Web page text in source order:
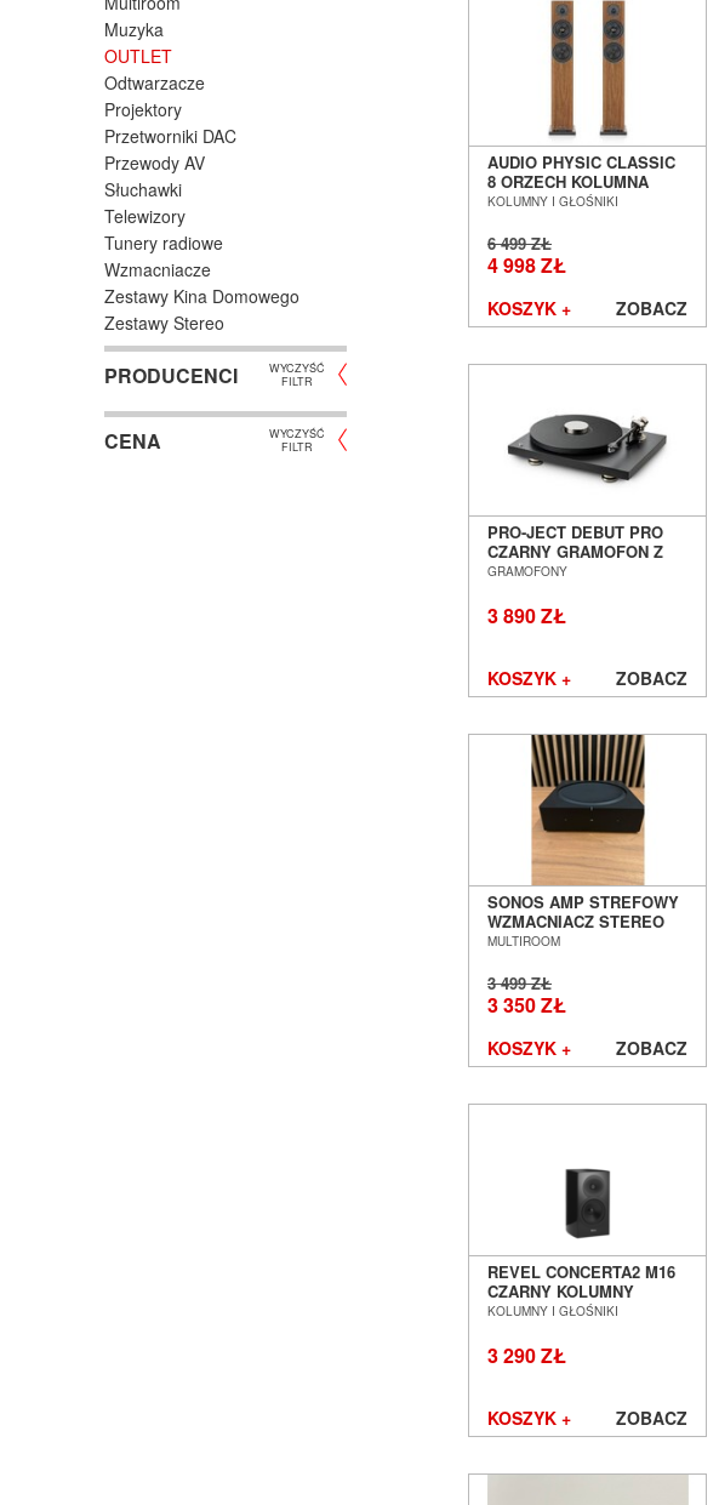
Muzyka
OUTLET
Odtwarzacze
Projektory
Przetworniki DAC
Przewody AV
Słuchawki
Telewizory
Tunery radiowe
Wzmacniacze
Zestawy Kina Domowego
Zestawy Stereo
PRODUCENCI
WYCZYŚĆ
FILTR
CENA
WYCZYŚĆ
FILTR
AUDIO PHYSIC CLASSIC
8 ORZECH KOLUMNA
PODŁOGOWA SALON
KOLUMNY I GŁOŚNIKI
6 499 ZŁ
4 998 ZŁ
KOSZYK + ZOBACZ
PRO-JECT DEBUT PRO
CZARNY GRAMOFON Z
WKŁADKĄ SALON
GRAMOFONY
3 890 ZŁ
KOSZYK + ZOBACZ
SONOS AMP STREFOWY
WZMACNIACZ STEREO
SALON POZNAŃ
MULTIROOM
3 499 ZŁ
3 350 ZŁ
KOSZYK + ZOBACZ
REVEL CONCERTA2 M16
CZARNY KOLUMNY
PODSTAWKOWE SALON
KOLUMNY I GŁOŚNIKI
3 290 ZŁ
KOSZYK + ZOBACZ